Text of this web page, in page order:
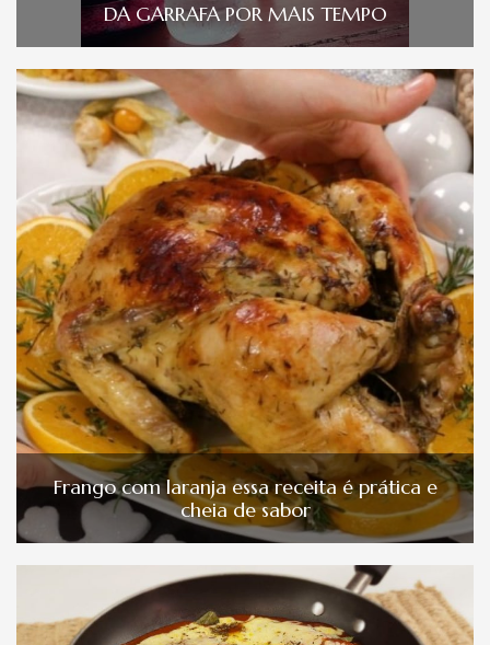
DA GARRAFA POR MAIS TEMPO
Frango com laranja essa receita é prática e
cheia de sabor